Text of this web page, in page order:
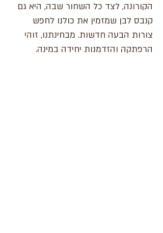
הקורונה, לצד כל השחור שבה, היא גם
קנבס לבן שמזמין את כולנו לחפש
צורות הבעה חדשות. מבחינתנו, זוהי
הרפתקה והזדמנות יחידה במינה.